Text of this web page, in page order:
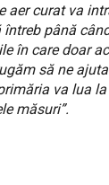
aer curat va
până
în care doar
să ne
va lua
măsuri”.